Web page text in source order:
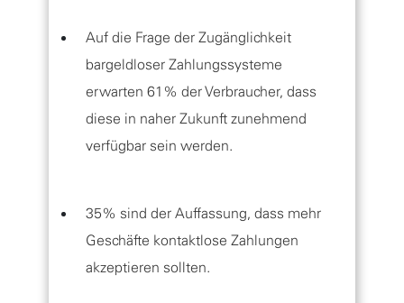
Auf die Frage der Zugänglichkeit
bargeldloser Zahlungssysteme
erwarten 61% der Verbraucher, dass
diese in naher Zukunft zunehmend
verfügbar sein werden.
35% sind der Auffassung, dass mehr
Geschäfte kontaktlose Zahlungen
akzeptieren sollten.